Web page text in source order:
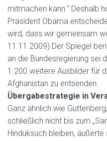
mitmachen kann.“ Deshalb
Präsident Obama
wird, dass wir gemeinsam
11.11.2009) Der Spiegel
an die Bundesregierung sei
1.200 weitere Ausbilder für
Afghanistan zu entsenden.
Übergabestrategie in
Ganz ähnlich wie
schließlich nicht bis zum
Hinduksuch bleiben,